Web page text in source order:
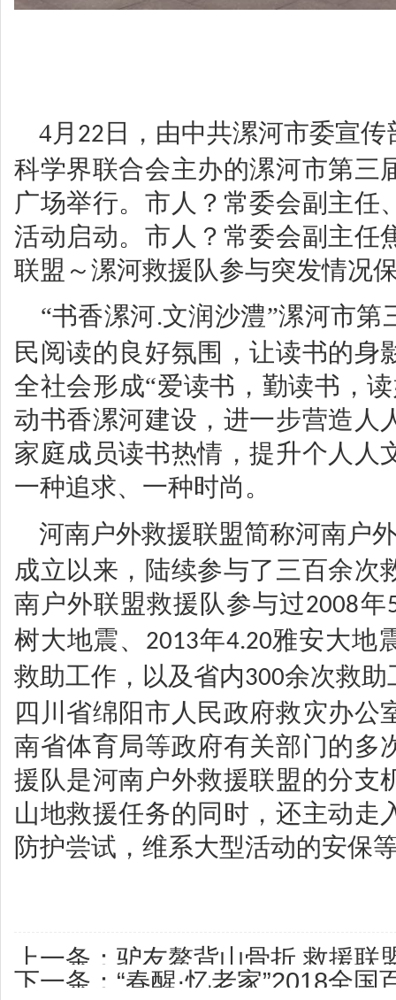
4月 22 日，由中共漯河市委宣
科学界联合会主办的漯河市第三
广场举行。市人？常委会副主任
活动启动。市人？常委会副主任
联盟～漯河救援队参与突发情况
“书香漯河.文润沙澧”漯河市第
民阅读的良好氛围，让读书的身
全社会形成“爱读书，勤读书，
动书香漯河建设，进一步营造人
家庭成员读书热情，提升个人人
一种追求、一种时尚。
河南户外救援联盟简称河南户
成立以来，陆续参与了三百余次
南户外联盟救援队参与过2008年
树大地震、 2013年4.20雅安大地
救助工作，以及省内300余次救助
四川省绵阳市人民政府救灾办公
南省体育局等政府有关部门的多
援队是河南户外救援联盟的分支
山地救援任务的同时，还主动走
防护尝试，维系大型活动的安保
上一条： 驴友鳌背山骨折 救援联
下一条： “春醒·忆老家”2018全